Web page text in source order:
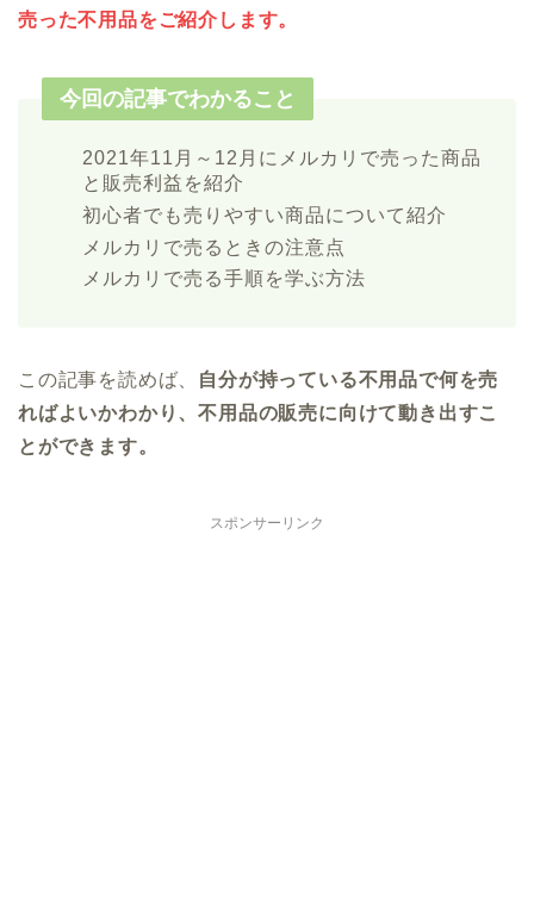
売った不用品をご紹介します。
今回の記事でわかること
2021年11月～12月にメルカリで売った商品
と販売利益を紹介
初心者でも売りやすい商品について紹介
メルカリで売るときの注意点
メルカリで売る手順を学ぶ方法
この記事を読めば、
自分が持っている不用品で何を売
ればよいかわかり、不用品の販売に向けて動き出すこ
とができます。
スポンサーリンク